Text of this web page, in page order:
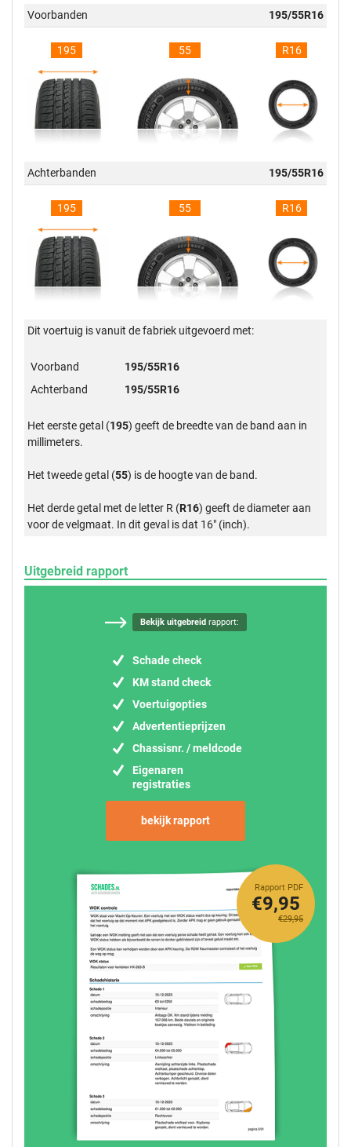
Voorbanden 195/55R16
195 55 R16
Achterbanden 195/55R16
195 55 R16
Dit voertuig is vanuit de fabriek uitgevoerd met:
Voorband
195/55R16
Achterband
195/55R16
Het eerste getal (195) geeft de breedte van de band aan in
millimeters.
Het tweede getal (55) is de hoogte van de band.
Het derde getal met de letter R (R16) geeft de diameter aan
voor de velgmaat. In dit geval is dat 16" (inch).
Uitgebreid rapport
Bekijk uitgebreid rapport:
Schade check
KM stand check
Voertuigopties
Advertentieprijzen
Chassisnr. / meldcode
Eigenaren
registraties
bekijk rapport
Rapport PDF
€29,95
€9,95